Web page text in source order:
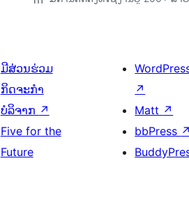
ມີສ່ວນຮ່ວມ
ກິດຈະກຳ
ບໍລິຈາກ ↗
Five for the
Future
↗
Matt ↗
bbPress ↗